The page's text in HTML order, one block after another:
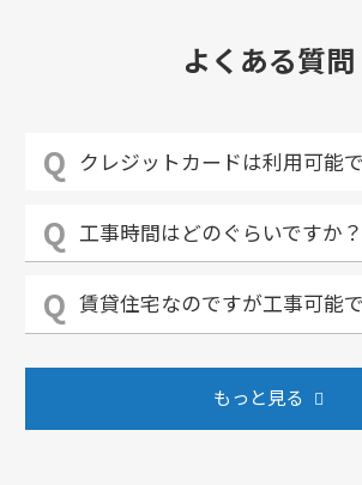
よくある質問
クレジットカードは利用可能
工事時間はどのぐらいですか？
賃貸住宅なのですが工事可能
もっと見る